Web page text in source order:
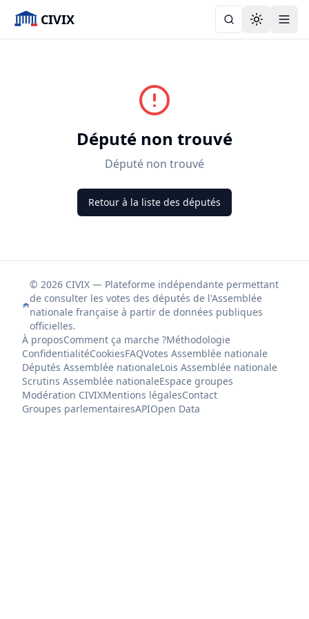
CIVIX Toggle
Député non trouvé
Député non trouvé
Retour à la liste des députés
© 2026 CIVIX — Plateforme indépendante permettant
de consulter les votes des députés de l'Assemblée
nationale française à partir de données publiques
officielles.
À proposComment ça marche ?Méthodologie
ConfidentialitéCookiesFAQVotes Assemblée nationale
Députés Assemblée nationaleLois Assemblée nationale
Scrutins Assemblée nationaleEspace groupes
Modération CIVIXMentions légalesContact
Groupes parlementairesAPIOpen Data